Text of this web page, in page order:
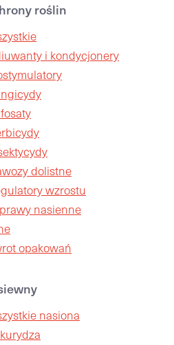
roślin
i kondycjonery
dolistne
wzrostu
nasienne
opakowań
nasiona